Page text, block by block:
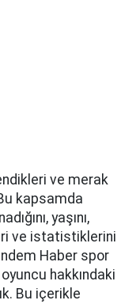
ve merak
kapsamda
yaşını,
ve istatistiklerini
Haber spor
hakkındaki
Bu içerikle